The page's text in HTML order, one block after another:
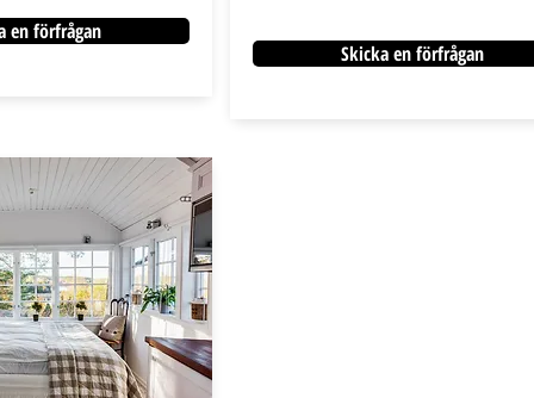
en förfrågan
Skicka en förfrågan